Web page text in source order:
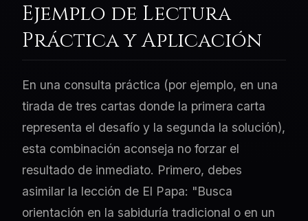
Ejemplo de Lectura
Práctica y Aplicación
En una consulta práctica (por ejemplo, en una
tirada de tres cartas donde la primera carta
representa el desafío y la segunda la solución),
esta combinación aconseja no forzar el
resultado de inmediato. Primero, debes
asimilar la lección de El Papa: "Busca
orientación en la sabiduría tradicional o en un